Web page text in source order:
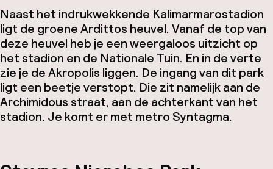
Naast het indrukwekkende Kalimarmarostadion
ligt de groene Ardittos heuvel. Vanaf de top van
deze heuvel heb je een weergaloos uitzicht op
het stadion en de Nationale Tuin. En in de verte
zie je de Akropolis liggen. De ingang van dit park
ligt een beetje verstopt. Die zit namelijk aan de
Archimidous straat, aan de achterkant van het
stadion. Je komt er met metro Syntagma.